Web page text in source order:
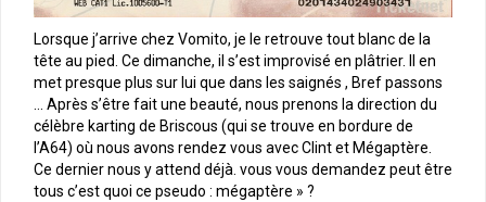
Lorsque j’arrive chez Vomito, je le retrouve tout blanc de la
tête au pied. Ce dimanche, il s’est improvisé en plâtrier. Il en
met presque plus sur lui que dans les saignés , Bref passons
… Après s’être fait une beauté, nous prenons la direction du
célèbre karting de Briscous (qui se trouve en bordure de
l’A64) où nous avons rendez vous avec Clint et Mégaptère.
Ce dernier nous y attend déjà. vous vous demandez peut être
tous c’est quoi ce pseudo : mégaptère » ?